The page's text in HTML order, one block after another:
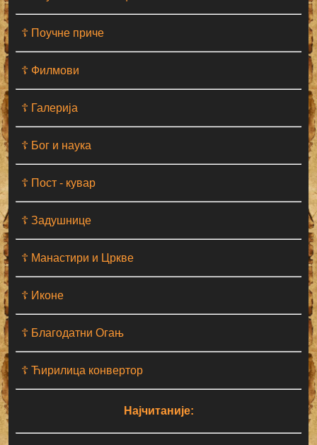
☦ Поучне приче
☦ Филмови
☦ Галерија
☦ Бог и наука
☦ Пост - кувар
☦ Задушнице
☦ Манастири и Цркве
☦ Иконе
☦ Благодатни Огањ
☦ Ћирилица конвертор
Најчитаније: